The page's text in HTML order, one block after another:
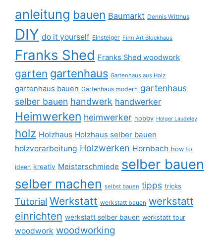
anleitung bauen Baumarkt Dennis Witthus
DIY do it yourself Einsteiger Finn Art Blockhaus
Franks Shed Franks Shed woodwork
garten gartenhaus Gartenhaus aus Holz
gartenhaus bauen Gartenhaus modern gartenhaus
selber bauen handwerk handwerker
Heimwerken heimwerker hobby Holger Laudeley
holz Holzhaus Holzhaus selber bauen
holzverarbeitung Holzwerken Hornbach how to
ideen kreativ Meisterschmiede selber bauen
selber machen selbst bauen tipps tricks
Tutorial Werkstatt werkstatt bauen werkstatt
einrichten werkstatt selber bauen werkstatt tour
woodwork woodworking